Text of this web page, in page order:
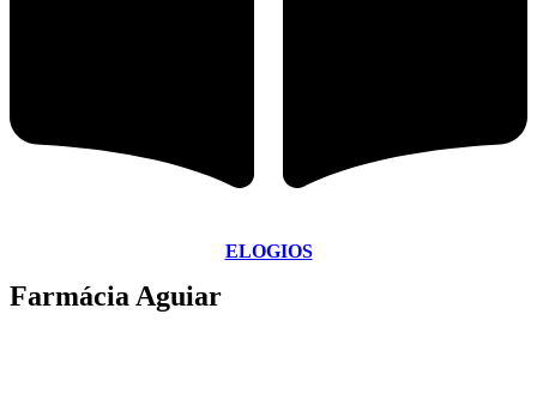
ELOGIOS
Farmácia Aguiar